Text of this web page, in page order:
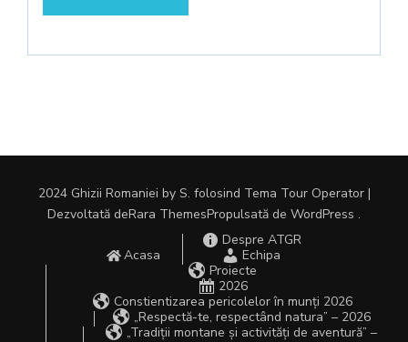
2024 Ghizii Romaniei by S. folosind Tema Tour Operator |
Dezvoltată deRara ThemesPropulsată de WordPress .
Acasa
Despre ATGR
Echipa
Proiecte
2026
Constientizarea pericolelor în munți 2026
„Respectă-te, respectând natura” – 2026
„Tradiții montane și activități de aventură” –